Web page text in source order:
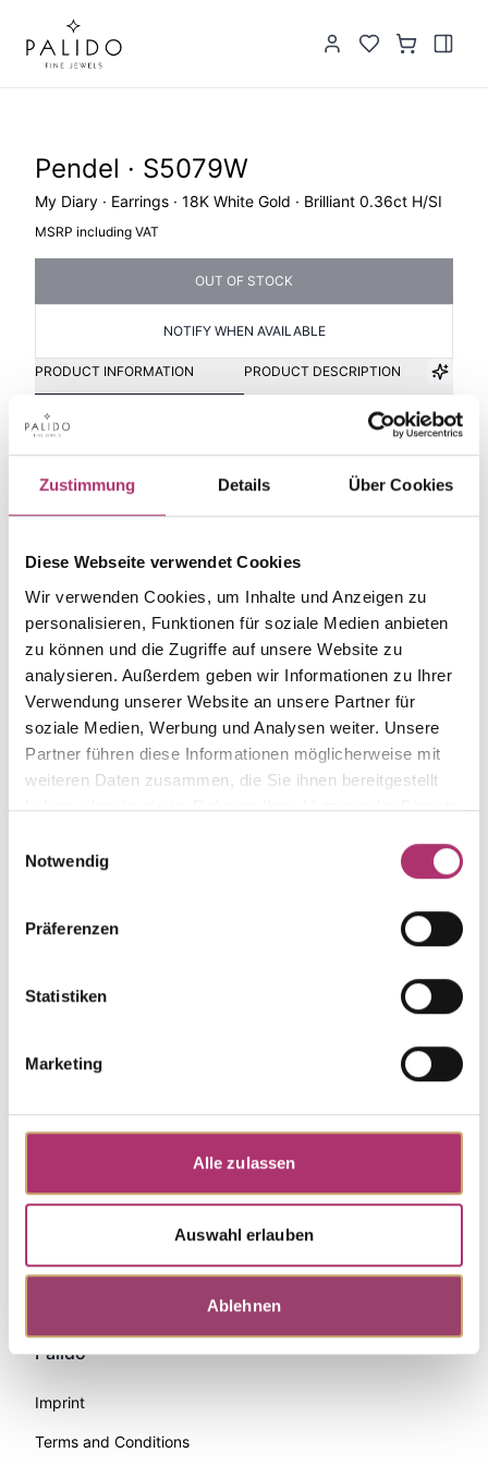
Zustimmung Details Über Cookies
Diese Webseite verwendet Cookies
Wir verwenden Cookies, um Inhalte und Anzeigen zu
personalisieren, Funktionen für soziale Medien anbieten
zu können und die Zugriffe auf unsere Website zu
analysieren. Außerdem geben wir Informationen zu Ihrer
Verwendung unserer Website an unsere Partner für
soziale Medien, Werbung und Analysen weiter. Unsere
Partner führen diese Informationen möglicherweise mit
weiteren Daten zusammen, die Sie ihnen bereitgestellt
haben oder die sie im Rahmen Ihrer Nutzung der Dienste
Notwendig
Präferenzen
Statistiken
Marketing
Alle zulassen
Auswahl erlauben
Ablehnen
Pendel · S5079W
My Diary · Earrings · 18K White Gold · Brilliant 0.36ct H/SI
MSRP including VAT
OUT OF STOCK
NOTIFY WHEN AVAILABLE
PRODUCT INFORMATION PRODUCT DESCRIPTION
Item group
EAN
Alternative
Metal Fineness
750
Metal Color
white gold
Size
-
Gem Color
white
Gem Type
fc diamond
Zahlungsmethoden
Palido
Imprint
Terms and Conditions